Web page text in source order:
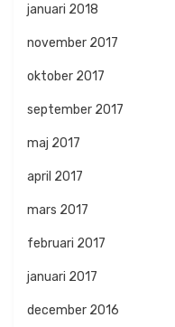
januari 2018
november 2017
oktober 2017
september 2017
maj 2017
april 2017
mars 2017
februari 2017
januari 2017
december 2016